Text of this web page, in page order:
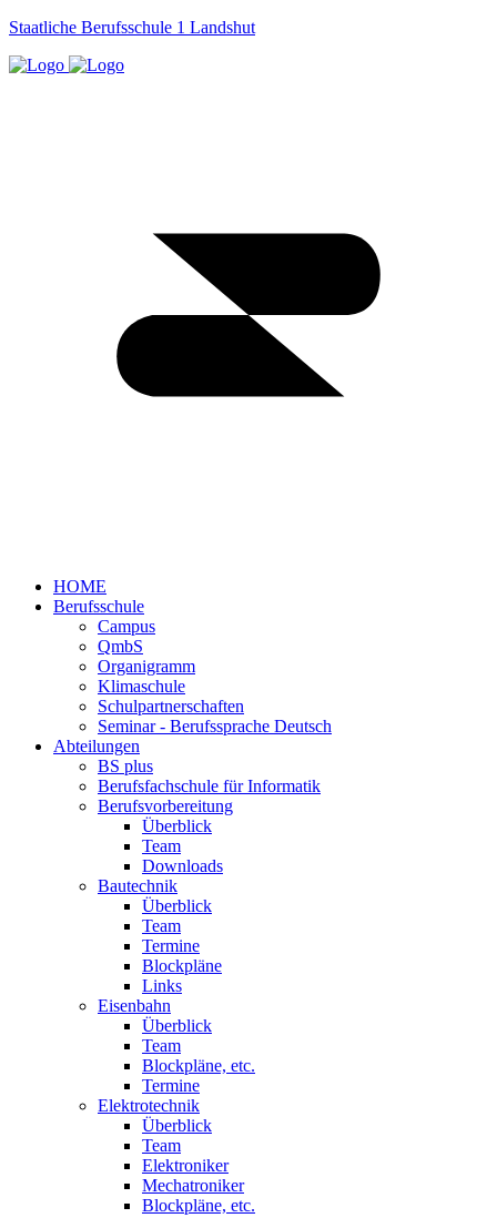
Staatliche Berufsschule 1 Landshut
HOME
Berufsschule
Campus
QmbS
Organigramm
Klimaschule
Schulpartnerschaften
Seminar - Berufssprache Deutsch
Abteilungen
BS plus
Berufsfachschule für Informatik
Berufsvorbereitung
Überblick
Team
Downloads
Bautechnik
Überblick
Team
Termine
Blockpläne
Links
Eisenbahn
Überblick
Team
Blockpläne, etc.
Termine
Elektrotechnik
Überblick
Team
Elektroniker
Mechatroniker
Blockpläne, etc.